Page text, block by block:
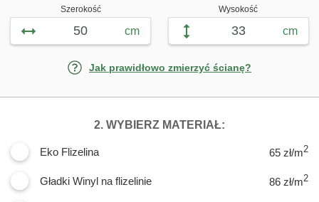
Szerokość
cm
Wysokość
cm
Jak prawidłowo zmierzyć ścianę?
2. WYBIERZ MATERIAŁ:
Eko Flizelina 65 zł/m2
Gładki Winyl na flizelinie 86 zł/m2